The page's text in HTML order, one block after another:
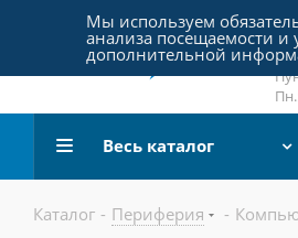
Весь каталог
Каталог - Периферия -
Мы используем
анализа посещаемости
дополнительной